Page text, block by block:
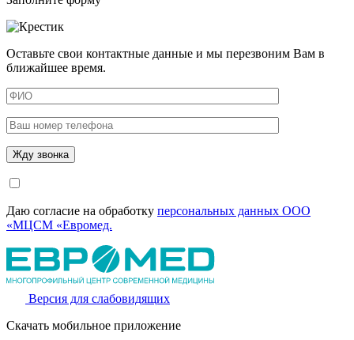
Оставьте свои контактные данные и мы перезвоним Вам в
ближайшее время.
Даю согласие на обработку персональных данных ООО
«МЦСМ «Евромед.
Версия для слабовидящих
Скачать мобильное приложение